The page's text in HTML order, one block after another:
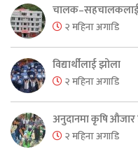
चालक–सहचालकलाई
२ महिना अगाडि
विद्यार्थीलाई झोला
२ महिना अगाडि
अनुदानमा कृषि
२ महिना अगाडि